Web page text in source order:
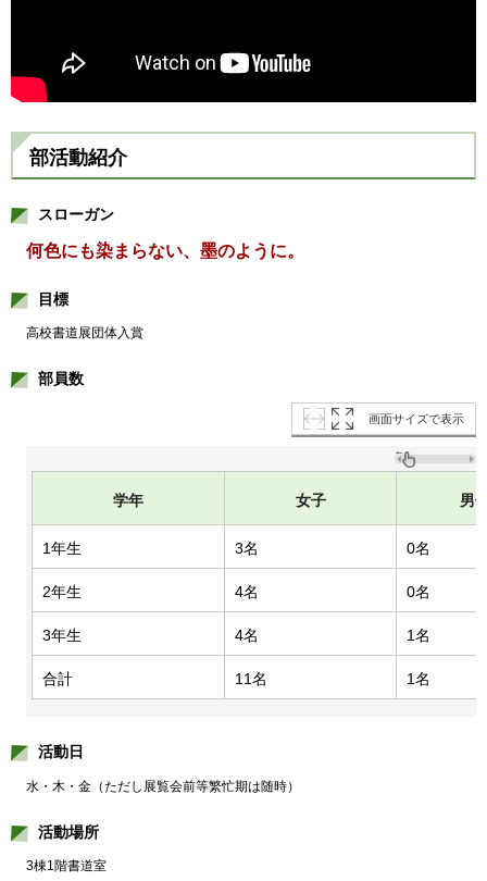
部活動紹介
スローガン
何色にも染まらない、墨のように。
目標
高校書道展団体入賞
部員数
画面サイズで表示
学年 女子 男
1年生 3名 0名
2年生 4名 0名
3年生 4名 1名
合計 11名 1名
活動日
水・木・金（ただし展覧会前等繁忙期は随時）
活動場所
3棟1階書道室